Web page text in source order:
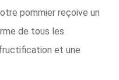
pommier reçoive un
de tous les
et une